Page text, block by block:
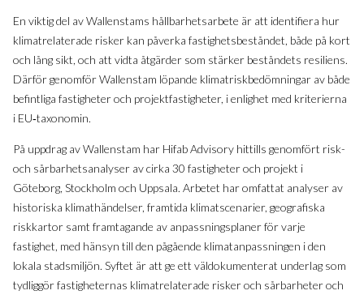
En viktig del av Wallenstams hållbarhetsarbete är att identifiera hur
klimatrelaterade risker kan påverka fastighetsbeståndet, både på kort
och lång sikt, och att vidta åtgärder som stärker beståndets resiliens.
Därför genomför Wallenstam löpande klimatriskbedömningar av både
befintliga fastigheter och projektfastigheter, i enlighet med kriterierna
i EU‑taxonomin.
På uppdrag av Wallenstam har Hifab Advisory hittills genomfört risk-
och sårbarhetsanalyser av cirka 30 fastigheter och projekt i
Göteborg, Stockholm och Uppsala. Arbetet har omfattat analyser av
historiska klimathändelser, framtida klimatscenarier, geografiska
riskkartor samt framtagande av anpassningsplaner för varje
fastighet, med hänsyn till den pågående klimatanpassningen i den
lokala stadsmiljön. Syftet är att ge ett väldokumenterat underlag som
tydliggör fastigheternas klimatrelaterade risker och sårbarheter och